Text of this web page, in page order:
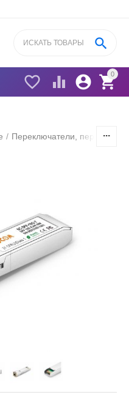
0


 

/ Переключатели,